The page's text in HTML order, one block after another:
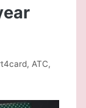
, ATC,